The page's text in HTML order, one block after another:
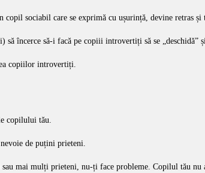
sociabil care se exprimă cu ușurință, devine retras
încerce să-i facă pe copiii introvertiți să se „deschidă”
copiilor introvertiți.
copilului tău.
de puțini prieteni.
mai mulți prieteni, nu-ți face probleme. Copilul tău nu